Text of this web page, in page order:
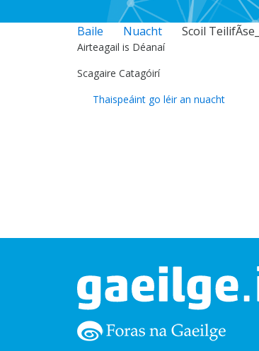
Baile Nuacht Scoil
Airteagail is Déanaí
Scagaire Catagóirí
Thaispeáint go léir an nuacht